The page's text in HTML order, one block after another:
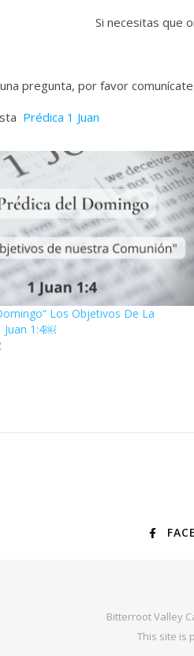
Si necesitas que
pregunta, por favor
Prédica 1 Juan
Los Objetivos De La
Juan 1:4￼
Bitterroot Valley
This site is